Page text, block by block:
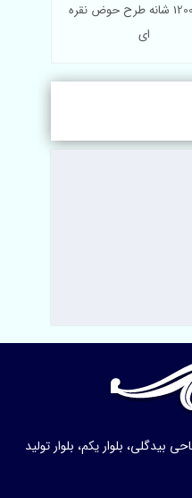
فرش 1200 شانه طرح حوض نقره
ای
بلوار یکم، بلوار تولید